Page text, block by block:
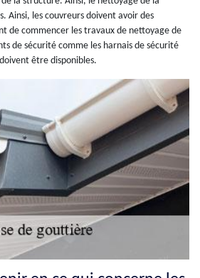
Ainsi, les couvreurs doivent avoir des
de commencer les travaux de nettoyage de
de sécurité comme les harnais de sécurité
être disponibles.